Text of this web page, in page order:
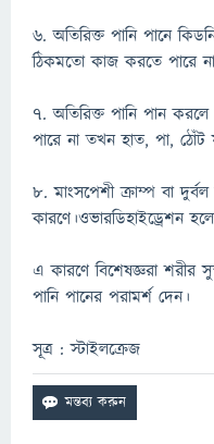
৬. অতিরিক্ত পানি পানে
ঠিকমতো কাজ করতে পারে
৭. অতিরিক্ত পানি পান
পারে না তখন হাত, পা,
৮. মাংসপেশী ক্রাম্প বা
কারণে।ওভারডিহাইড্রেশন
এ কারণে বিশেষজ্ঞরা শরীর
পানি পানের পরামর্শ দেন।
সূত্র : স্টাইলক্রেজ